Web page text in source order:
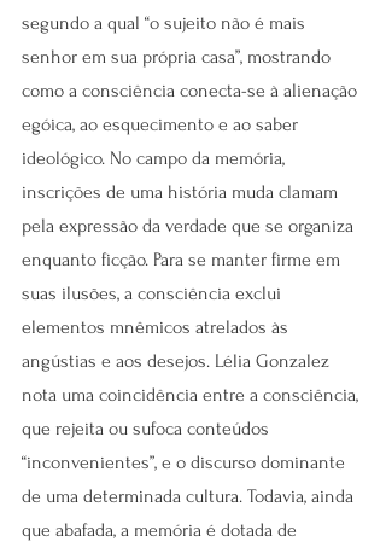
segundo a qual “o sujeito não é mais
senhor em sua própria casa”, mostrando
como a consciência conecta-se à alienação
egóica, ao esquecimento e ao saber
ideológico. No campo da memória,
inscrições de uma história muda clamam
pela expressão da verdade que se organiza
enquanto ficção. Para se manter firme em
suas ilusões, a consciência exclui
elementos mnêmicos atrelados às
angústias e aos desejos. Lélia Gonzalez
nota uma coincidência entre a consciência,
que rejeita ou sufoca conteúdos
“inconvenientes”, e o discurso dominante
de uma determinada cultura. Todavia, ainda
que abafada, a memória é dotada de